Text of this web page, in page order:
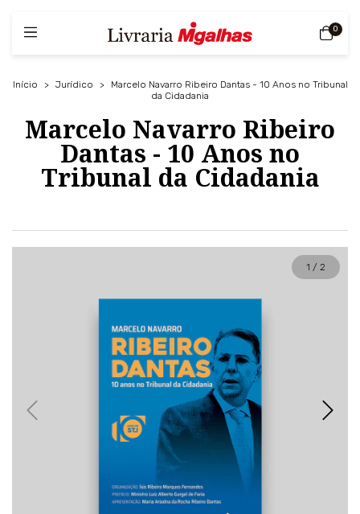
0
Início > Jurídico >
Marcelo Navarro Ribeiro Dantas - 10 Anos no Tribunal
da Cidadania
Marcelo Navarro Ribeiro
Dantas - 10 Anos no
Tribunal da Cidadania
1 / 2